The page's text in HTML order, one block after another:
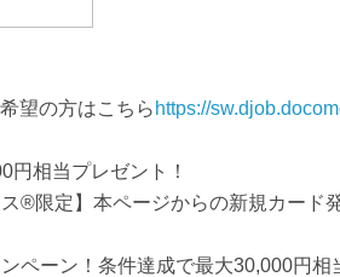
望の方はこちら https://
相当プレゼント！
限定】本ページからの新規カード
ーン！条件達成で最大30,000円相